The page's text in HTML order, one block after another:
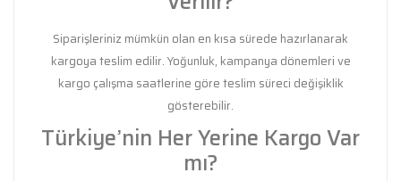
Siparişleriniz mümkün olan en kısa sürede hazırlanarak
kargoya teslim edilir. Yoğunluk, kampanya dönemleri ve
kargo çalışma saatlerine göre teslim süreci değişiklik
gösterebilir.
Türkiye’nin Her Yerine Kargo Var
mı?